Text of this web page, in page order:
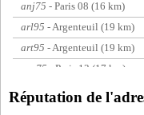
anj75 - Paris 08 (16 km)
arl95 - Argenteuil (19 km)
art95 - Argenteuil (19 km)
aur75 - Paris 13 (17 km)
aut75
- Paris 16 (13 km)
Réputation de